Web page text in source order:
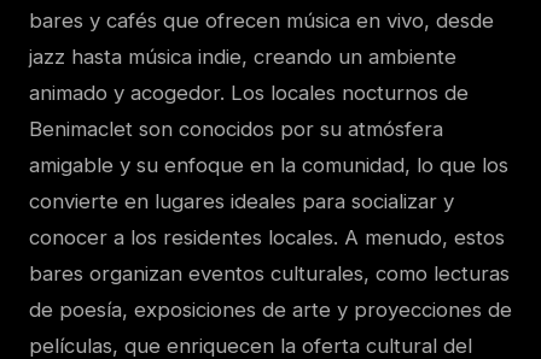
bares y cafés que ofrecen música en vivo, desde
jazz hasta música indie, creando un ambiente
animado y acogedor. Los locales nocturnos de
Benimaclet son conocidos por su atmósfera
amigable y su enfoque en la comunidad, lo que los
convierte en lugares ideales para socializar y
conocer a los residentes locales. A menudo, estos
bares organizan eventos culturales, como lecturas
de poesía, exposiciones de arte y proyecciones de
películas, que enriquecen la oferta cultural del